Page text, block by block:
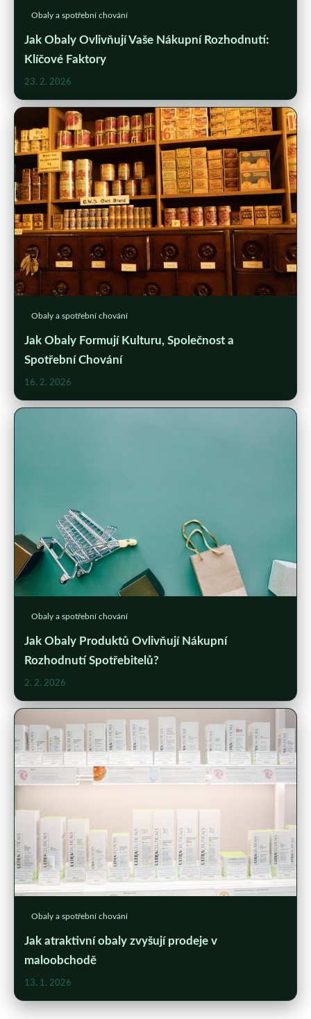
Obaly a spotřební chování
Jak Obaly Ovlivňují Vaše Nákupní Rozhodnutí:
Klíčové Faktory
23. 2. 2026
Obaly a spotřební chování
Jak Obaly Formují Kulturu, Společnost a
Spotřební Chování
16. 2. 2026
Obaly a spotřební chování
Jak Obaly Produktů Ovlivňují Nákupní
Rozhodnutí Spotřebitelů?
2. 2. 2026
Obaly a spotřební chování
Jak atraktivní obaly zvyšují prodeje v
maloobchodě
13. 1. 2026